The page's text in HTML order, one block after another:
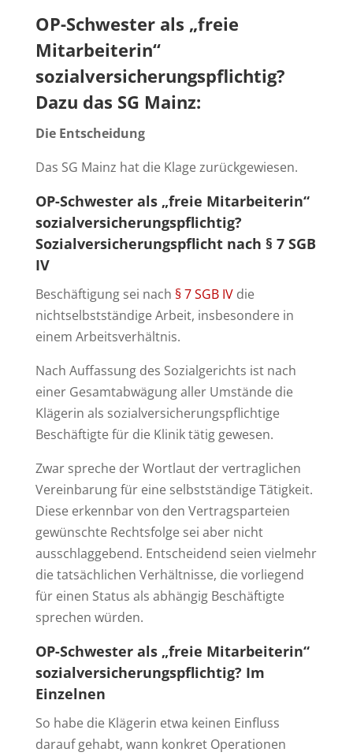
OP-Schwester als „freie
Mitarbeiterin“
sozialversicherungspflichtig?
Dazu das SG Mainz:
Die Entscheidung
Das SG Mainz hat die Klage zurückgewiesen.
OP-Schwester als „freie Mitarbeiterin“
sozialversicherungspflichtig?
Sozialversicherungspflicht nach § 7 SGB
IV
Beschäftigung sei nach § 7 SGB IVdie
nichtselbstständige Arbeit, insbesondere in
einem Arbeitsverhältnis.
Nach Auffassung des Sozialgerichts ist nach
einer Gesamtabwägung aller Umstände die
Klägerin als sozialversicherungspflichtige
Beschäftigte für die Klinik tätig gewesen.
Zwar spreche der Wortlaut der vertraglichen
Vereinbarung für eine selbstständige Tätigkeit.
Diese erkennbar von den Vertragsparteien
gewünschte Rechtsfolge sei aber nicht
ausschlaggebend. Entscheidend seien vielmehr
die tatsächlichen Verhältnisse, die vorliegend
für einen Status als abhängig Beschäftigte
sprechen würden.
OP-Schwester als „freie Mitarbeiterin“
sozialversicherungspflichtig? Im
Einzelnen
So habe die Klägerin etwa keinen Einfluss
darauf gehabt, wann konkret Operationen